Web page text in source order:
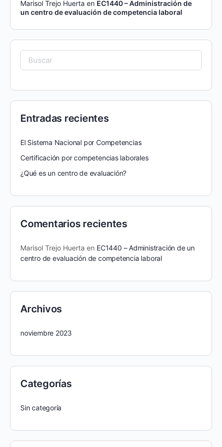
Marisol Trejo Huerta en EC1440 – Administración de
un centro de evaluación de competencia laboral
Entradas recientes
El Sistema Nacional por Competencias
Certificación por competencias laborales
¿Qué es un centro de evaluación?
Comentarios recientes
Marisol Trejo Huerta en EC1440 – Administración de un
centro de evaluación de competencia laboral
Archivos
noviembre 2023
Categorías
Sin categoría